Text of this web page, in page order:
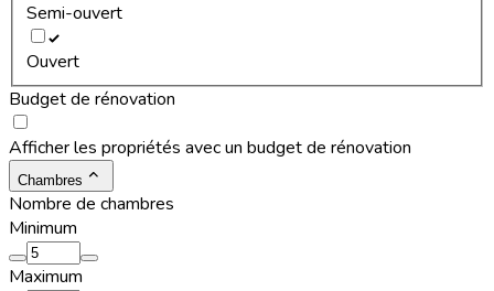
Semi-ouvert
Ouvert
Budget de rénovation
Afficher les propriétés avec un budget de rénovation
Chambres
Nombre de chambres
Minimum
Maximum